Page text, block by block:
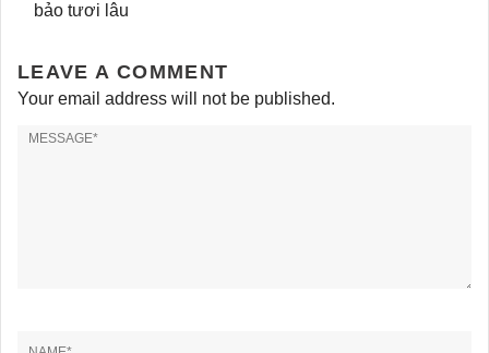
bảo tươi lâu
LEAVE A COMMENT
Your email address will not be published.